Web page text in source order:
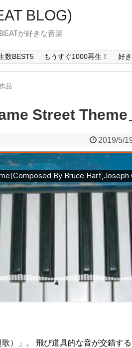
BLOG)
が好きな音楽
数BEST5 もうすぐ1000再生！ 好
品
Street Theme
2019/5/
歌）」。 飛び道具的な音が交錯す